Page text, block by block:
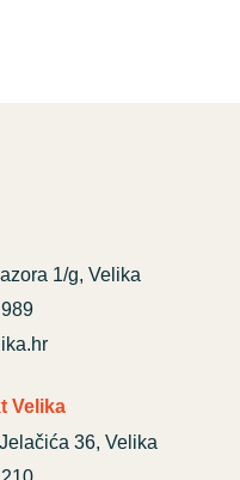
1/g, Velika
Velika
36, Velika